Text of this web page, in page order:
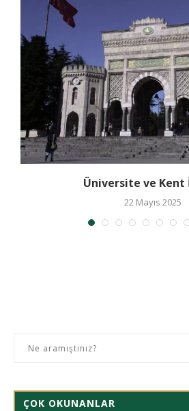
Üniversite ve Kent
22 Mayıs 2025
ÇOK OKUNANLAR